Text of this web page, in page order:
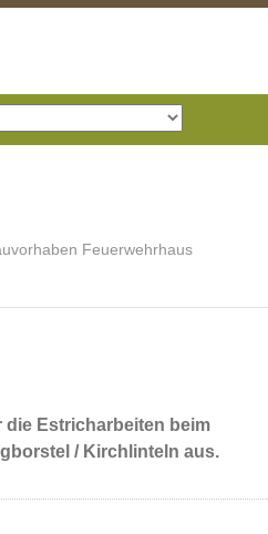
Feuerwehrhaus
die Estricharbeiten beim
/ Kirchlinteln aus.